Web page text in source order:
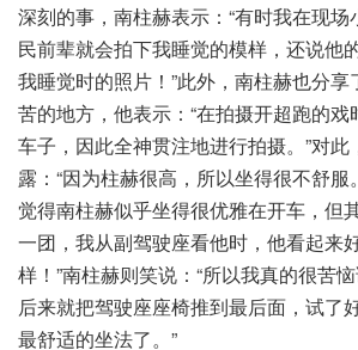
深刻的事，南柱赫表示：“有时我在现场
民前辈就会拍下我睡觉的模样，还说他
我睡觉时的照片！”此外，南柱赫也分
苦的地方，他表示：“在拍摄开超跑的
车子，因此全神贯注地进行拍摄。”对此
露：“因为柱赫很高，所以坐得很不舒
觉得南柱赫似乎坐得很优雅在开车，但
一团，我从副驾驶座看他时，他看起来
样！”南柱赫则笑说：“所以我真的很苦
后来就把驾驶座座椅推到最后面，试了
最舒适的坐法了。”